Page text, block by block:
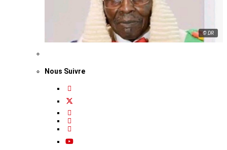
© DR
Nous Suivre